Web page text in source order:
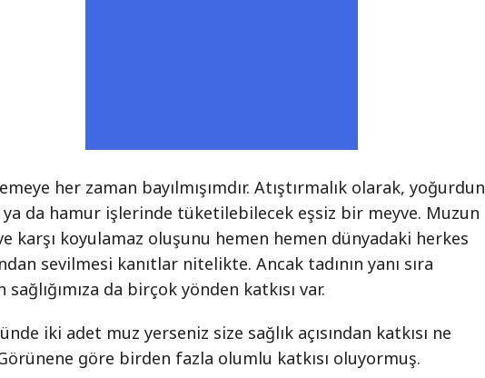
her zaman bayılmışımdır. Atıştırmalık olarak, yoğurdun
ya da hamur işlerinde tüketilebilecek eşsiz bir meyve. Muzun
karşı koyulamaz oluşunu hemen hemen dünyadaki herkes
sevilmesi kanıtlar nitelikte. Ancak tadının yanı sıra
sağlığımıza da birçok yönden katkısı var.
iki adet muz yerseniz size sağlık açısından katkısı ne
göre birden fazla olumlu katkısı oluyormuş.